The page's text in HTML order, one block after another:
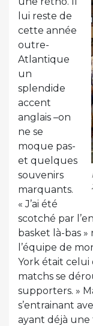
lui reste de
cette année
outre-
Atlantique
un
splendide
accent
anglais –on
ne se
moque pas-
et quelques
souvenirs
marquants.
« J’ai été
scotché par
basket là-bas
l’équipe de
York était celui
matchs se
supporters. »
s’entrainant
ayant déjà une